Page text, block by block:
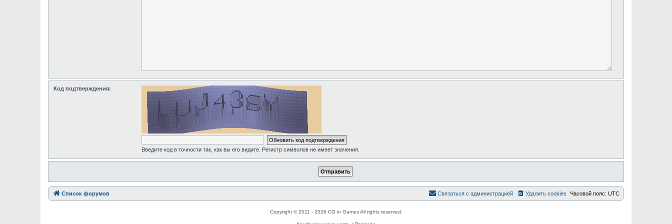
Код подтверждения:
Введите код в точности так, как вы его видите. Регистр символов не имеет значения.
Список форумов Часовой пояс: UTC
Удалить cookies
Связаться с администрацией
Copyright © 2011 - 2026 CG in Games All rights reserved.